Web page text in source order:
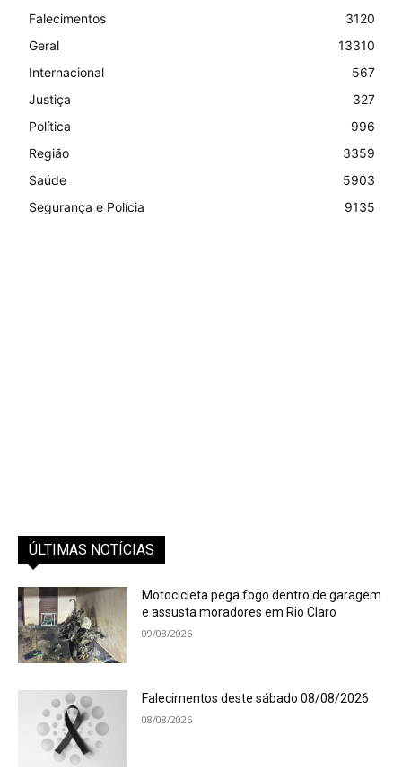
Falecimentos
3120
Geral
13310
Internacional
567
Justiça
327
Política
996
Região
3359
Saúde
5903
Segurança e Polícia
9135
ÚLTIMAS NOTÍCIAS
Motocicleta pega fogo dentro de garagem
e assusta moradores em Rio Claro
09/08/2026
Falecimentos deste sábado 08/08/2026
08/08/2026